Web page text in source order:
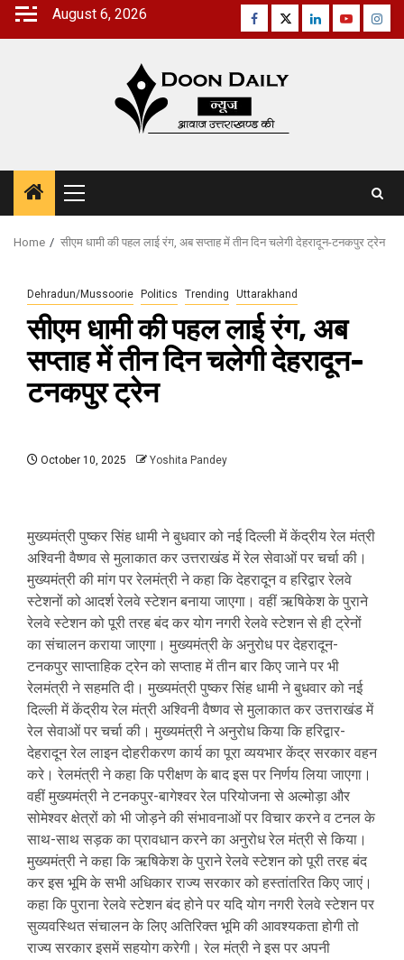
Skip
August 6, 2026 Facebook
TwitterLinkedinYoutube
Primary
Menu
Home सीएम धामी की पहल लाई रंग, अब सप्ताह में तीन दिन चलेगी देहरादून-टनकपुर ट्रेन
Dehradun/Mussoorie Politics Trending Uttarakhand
सीएम धामी की पहल लाई रंग, अब
सप्ताह में तीन दिन चलेगी देहरादून-
टनकपुर ट्रेन
October 10, 2025 Yoshita Pandey
मुख्यमंत्री पुष्कर सिंह धामी ने बुधवार को नई दिल्ली में केंद्रीय रेल मंत्री
अश्विनी वैष्णव से मुलाकात कर उत्तराखंड में रेल सेवाओं पर चर्चा की।
मुख्यमंत्री की मांग पर रेलमंत्री ने कहा कि देहरादून व हरिद्वार रेलवे
स्टेशनों को आदर्श रेलवे स्टेशन बनाया जाएगा। वहीं ऋषिकेश के पुराने
रेलवे स्टेशन को पूरी तरह बंद कर योग नगरी रेलवे स्टेशन से ही ट्रेनों
का संचालन कराया जाएगा। मुख्यमंत्री के अनुरोध पर देहरादून-
टनकपुर साप्ताहिक ट्रेन को सप्ताह में तीन बार किए जाने पर भी
रेलमंत्री ने सहमति दी। मुख्यमंत्री पुष्कर सिंह धामी ने बुधवार को नई
दिल्ली में केंद्रीय रेल मंत्री अश्विनी वैष्णव से मुलाकात कर उत्तराखंड में
रेल सेवाओं पर चर्चा की। मुख्यमंत्री ने अनुरोध किया कि हरिद्वार-
देहरादून रेल लाइन दोहरीकरण कार्य का पूरा व्ययभार केंद्र सरकार वहन
करे। रेलमंत्री ने कहा कि परीक्षण के बाद इस पर निर्णय लिया जाएगा।
वहीं मुख्यमंत्री ने टनकपुर-बागेश्वर रेल परियोजना से अल्मोड़ा और
सोमेश्वर क्षेत्रों को भी जोड़ने की संभावनाओं पर विचार करने व टनल के
साथ-साथ सड़क का प्रावधान करने का अनुरोध रेल मंत्री से किया।
मुख्यमंत्री ने कहा कि ऋषिकेश के पुराने रेलवे स्टेशन को पूरी तरह बंद
कर इस भूमि के सभी अधिकार राज्य सरकार को हस्तांतरित किए जाएं।
कहा कि पुराना रेलवे स्टेशन बंद होने पर यदि योग नगरी रेलवे स्टेशन पर
सुव्यवस्थित संचालन के लिए अतिरिक्त भूमि की आवश्यकता होगी तो
राज्य सरकार इसमें सहयोग करेगी। रेल मंत्री ने इस पर अपनी